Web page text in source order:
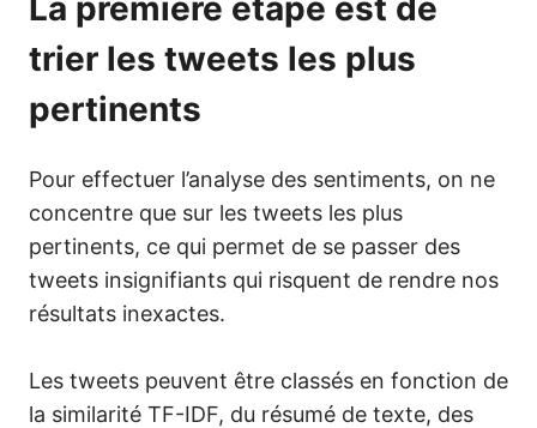
La première étape est de
trier les tweets les plus
pertinents
Pour effectuer l’analyse des sentiments, on ne
concentre que sur les tweets les plus
pertinents, ce qui permet de se passer des
tweets insignifiants qui risquent de rendre nos
résultats inexactes.
Les tweets peuvent être classés en fonction de
la similarité TF-IDF, du résumé de texte, des